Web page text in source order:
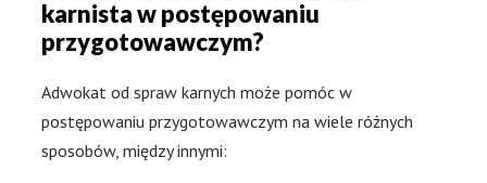
karnista w postępowaniu
przygotowawczym?
Adwokat od spraw karnych może pomóc w
postępowaniu przygotowawczym na wiele różnych
sposobów, między innymi: